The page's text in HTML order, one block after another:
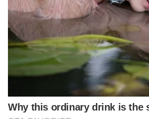
do Nosso Palestra no Youtube! Clique
no Twittere noInstagram/ Ouça
no Fórum do Nosso Palestra
os times, o Palmeiras empatou
de um gol contra, Gilberto
títulos de Brasileiro Sub-20. O
conquistado em 2022, com a vitória
por Endrick.
Palmeiras hoje:
Verdão vive